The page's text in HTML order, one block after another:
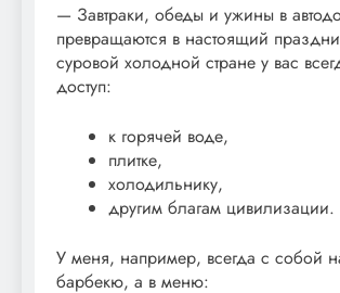
— Завтраки, обеды и ужины в
превращаются в настоящий
суровой холодной стране у вас
доступ:
к горячей воде,
плитке,
холодильнику,
другим благам цивилизации.
У меня, например, всегда с собой
барбекю, а в меню: